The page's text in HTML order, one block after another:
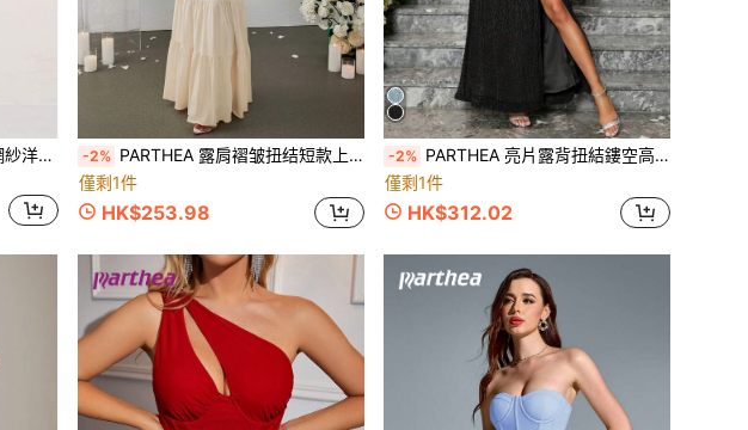
優雅女款黑色長款露背細肩帶網紗洋裝，配對比蕾絲與骨架細節，適合派對穿著
-2% PARTHEA 露肩褶皱扭结短款上衣和低腰荷叶边半裙套装，夏季优雅
僅剩1件
HK$253.98
-2% PARTHEA 亮片露背扭結鏤空高衩細肩帶洋裝，黑色，適合婚禮派對與秋季
僅剩1件
HK$312.02